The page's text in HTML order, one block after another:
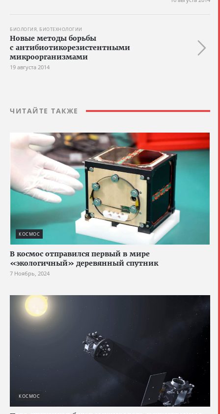
БИОЛОГИЯ, БИОТЕХНОЛОГИИ
Новые методы борьбы
с антибиотикорезистентными
микроорганизмами
19 августа 2014
ЧИТАЙТЕ ТАКЖЕ
КОСМОС
В космос отправился первый в мире
«экологичный» деревянный спутник
7 Ноябрь, 2024
КОСМОС